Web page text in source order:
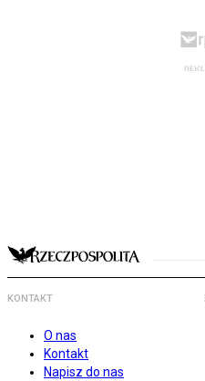
KONTAKT
O nas
Kontakt
Napisz do nas